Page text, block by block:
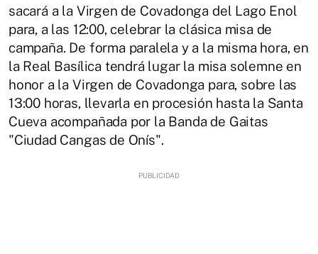
sacará a la Virgen de Covadonga del Lago Enol
para, a las 12:00, celebrar la clásica misa de
campaña. De forma paralela y a la misma hora, en
la Real Basílica tendrá lugar la misa solemne en
honor a la Virgen de Covadonga para, sobre las
13:00 horas, llevarla en procesión hasta la Santa
Cueva acompañada por la Banda de Gaitas
"Ciudad Cangas de Onís".